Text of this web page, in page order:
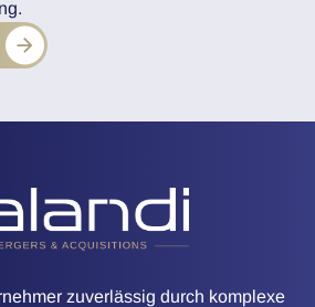
zuverlässig durch komplexe